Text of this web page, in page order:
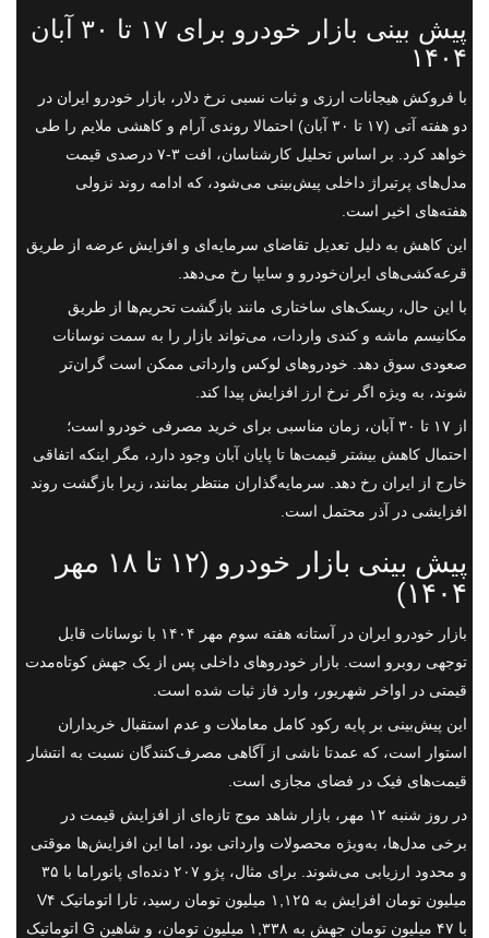
پیش بینی بازار خودرو برای ۱۷ تا ۳۰ آبان
۱۴۰۴
با فروکش هیجانات ارزی و ثبات نسبی نرخ دلار، بازار خودرو ایران در
دو هفته آتی (۱۷ تا ۳۰ آبان) احتمالا روندی آرام و کاهشی ملایم را طی
خواهد کرد. بر اساس تحلیل کارشناسان، افت ۳-۷ درصدی قیمت
مدل‌های پرتیراژ داخلی پیش‌بینی می‌شود، که ادامه روند نزولی
هفته‌های اخیر است.
این کاهش به دلیل تعدیل تقاضای سرمایه‌ای و افزایش عرضه از طریق
قرعه‌کشی‌های ایران‌خودرو و سایپا رخ می‌دهد.
با این حال، ریسک‌های ساختاری مانند بازگشت تحریم‌ها از طریق
مکانیسم ماشه و کندی واردات، می‌تواند بازار را به سمت نوسانات
صعودی سوق دهد. خودروهای لوکس وارداتی ممکن است گران‌تر
شوند، به ویژه اگر نرخ ارز افزایش پیدا کند.
از ۱۷ تا ۳۰ آبان، زمان مناسبی برای خرید مصرفی خودرو است؛
احتمال کاهش بیشتر قیمت‌ها تا پایان آبان وجود دارد، مگر اینکه اتفاقی
خارج از ایران رخ دهد. سرمایه‌گذاران منتظر بمانند، زیرا بازگشت روند
افزایشی در آذر محتمل است.
پیش بینی بازار خودرو (۱۲ تا ۱۸ مهر
۱۴۰۴)
بازار خودرو ایران در آستانه هفته سوم مهر ۱۴۰۴ با نوسانات قابل
توجهی روبرو است. بازار خودروهای داخلی پس از یک جهش کوتاه‌مدت
قیمتی در اواخر شهریور، وارد فاز ثبات شده است.
این پیش‌بینی بر پایه رکود کامل معاملات و عدم استقبال خریداران
استوار است، که عمدتا ناشی از آگاهی مصرف‌کنندگان نسبت به انتشار
قیمت‌های فیک در فضای مجازی است.
در روز شنبه ۱۲ مهر، بازار شاهد موج تازه‌ای از افزایش قیمت در
برخی مدل‌ها، به‌ویژه محصولات وارداتی بود، اما این افزایش‌ها موقتی
و محدود ارزیابی می‌شوند. برای مثال، پژو ۲۰۷ دنده‌ای پانوراما با ۳۵
میلیون تومان افزایش به ۱,۱۲۵ میلیون تومان رسید، تارا اتوماتیک V۴
با ۴۷ میلیون تومان جهش به ۱,۳۳۸ میلیون تومان، و شاهین G اتوماتیک